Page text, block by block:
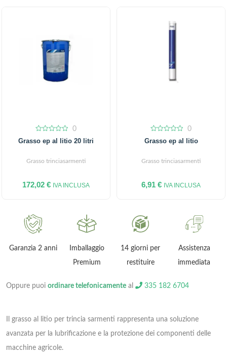
out
0
Grasso ep al litio 20 litri
Grasso trinciasarmenti
172,02 € IVA INCLUSA
out
0
Grasso ep al litio
Grasso trinciasarmenti
6,91 € IVA INCLUSA
Garanzia 2 anni
Imballaggio
Premium
14 giorni per
restituire
Assistenza
immediata
Oppure puoi ordinare telefonicamente al 335 182 6704
Il grasso al litio per trincia sarmenti rappresenta una soluzione
avanzata per la lubrificazione e la protezione dei componenti delle
macchine agricole.